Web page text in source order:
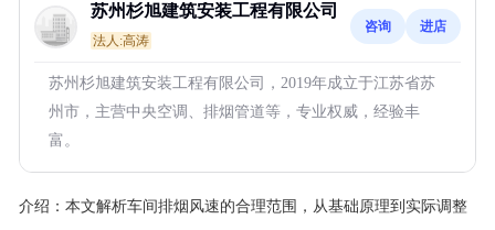
苏州杉旭建筑安装工程有限公司
法人:高涛
咨询 进店
苏州杉旭建筑安装工程有限公司，2019年成立于江苏省苏
州市，主营中央空调、排烟管道等，专业权威，经验丰
富。
介绍： 本文解析车间排烟风速的合理范围，从基础原理到实际调整